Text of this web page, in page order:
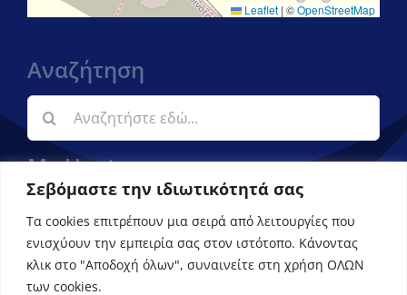
Σεβόμαστε την ιδιωτικότητά σας
Τα cookies επιτρέπουν μια σειρά από λειτουργίες που
ενισχύουν την εμπειρία σας στον ιστότοπο. Κάνοντας
κλικ στο "Αποδοχή όλων", συναινείτε στη χρήση ΟΛΩΝ
των cookies.
Leaflet | ©OpenStreetMap
Αναζήτηση
Αναζήτηση
για:
My Upatras
Εφαρμογή ενημέρωσης φοιτητών